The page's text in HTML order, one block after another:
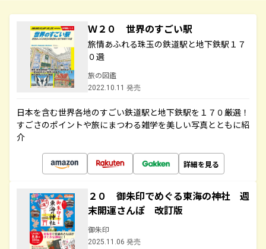
Ｗ２０ 世界のすごい駅
旅情あふれる珠玉の鉄道駅と地下鉄駅１７
０選
旅の図鑑
2022.10.11 発売
日本を含む世界各地のすごい鉄道駅と地下鉄駅を１７０厳選！
すごさのポイントや旅にまつわる雑学を美しい写真とともに紹
介
詳細を見る
２０ 御朱印でめぐる東海の神社 週
末開運さんぽ 改訂版
御朱印
2025.11.06 発売